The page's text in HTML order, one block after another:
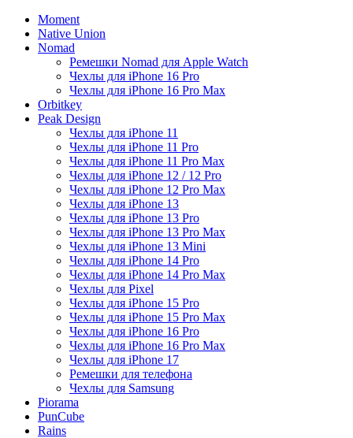
Moment
Native Union
Nomad
Ремешки Nomad для Apple Watch
Чехлы для iPhone 16 Pro
Чехлы для iPhone 16 Pro Max
Orbitkey
Peak Design
Чехлы для iPhone 11
Чехлы для iPhone 11 Pro
Чехлы для iPhone 11 Pro Max
Чехлы для iPhone 12 / 12 Pro
Чехлы для iPhone 12 Pro Max
Чехлы для iPhone 13
Чехлы для iPhone 13 Pro
Чехлы для iPhone 13 Pro Max
Чехлы для iPhone 13 Mini
Чехлы для iPhone 14 Pro
Чехлы для iPhone 14 Pro Max
Чехлы для Pixel
Чехлы для iPhone 15 Pro
Чехлы для iPhone 15 Pro Max
Чехлы для iPhone 16 Pro
Чехлы для iPhone 16 Pro Max
Чехлы для iPhone 17
Ремешки для телефона
Чехлы для Samsung
Piorama
PunCube
Rains